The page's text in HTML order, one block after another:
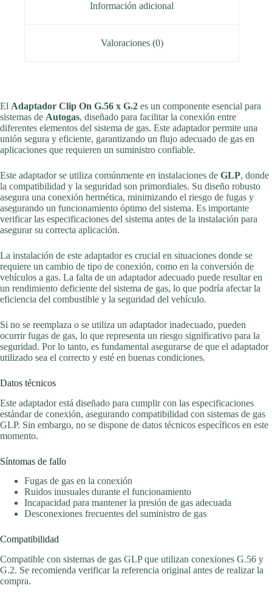
Información adicional
Valoraciones (0)
El Adaptador Clip On G.56 x G.2 es un componente esencial para
sistemas de Autogas, diseñado para facilitar la conexión entre
diferentes elementos del sistema de gas. Este adaptador permite una
unión segura y eficiente, garantizando un flujo adecuado de gas en
aplicaciones que requieren un suministro confiable.
Este adaptador se utiliza comúnmente en instalaciones de GLP, donde
la compatibilidad y la seguridad son primordiales. Su diseño robusto
asegura una conexión hermética, minimizando el riesgo de fugas y
asegurando un funcionamiento óptimo del sistema. Es importante
verificar las especificaciones del sistema antes de la instalación para
asegurar su correcta aplicación.
La instalación de este adaptador es crucial en situaciones donde se
requiere un cambio de tipo de conexión, como en la conversión de
vehículos a gas. La falta de un adaptador adecuado puede resultar en
un rendimiento deficiente del sistema de gas, lo que podría afectar la
eficiencia del combustible y la seguridad del vehículo.
Si no se reemplaza o se utiliza un adaptador inadecuado, pueden
ocurrir fugas de gas, lo que representa un riesgo significativo para la
seguridad. Por lo tanto, es fundamental asegurarse de que el adaptador
utilizado sea el correcto y esté en buenas condiciones.
Datos técnicos
Este adaptador está diseñado para cumplir con las especificaciones
estándar de conexión, asegurando compatibilidad con sistemas de gas
GLP. Sin embargo, no se dispone de datos técnicos específicos en este
momento.
Síntomas de fallo
Fugas de gas en la conexión
Ruidos inusuales durante el funcionamiento
Incapacidad para mantener la presión de gas adecuada
Desconexiones frecuentes del suministro de gas
Compatibilidad
Compatible con sistemas de gas GLP que utilizan conexiones G.56 y
G.2. Se recomienda verificar la referencia original antes de realizar la
compra.